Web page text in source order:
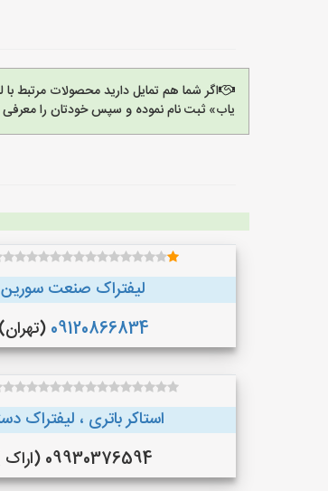
اگر شما هم تمایل دارید محصولات مرتبط
یاب» ثبت نام نموده و سپس خودتان را معرفی
لیفتراک صنعت سورین
09120866834 (تهران)
استاکر باتری ، لیفتراک
09930376594 (اراک )